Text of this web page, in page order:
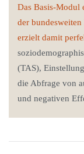
Das Basis-Modul
der
erzielt damit
(TAS),
die Abfrage von
und negativen